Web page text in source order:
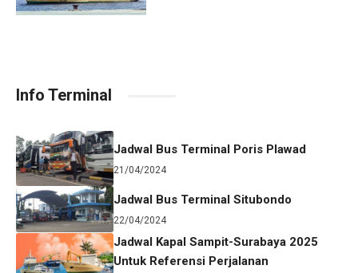
Info Terminal
Jadwal Bus Terminal Poris Plawad
21/04/2024
Jadwal Bus Terminal Situbondo
22/04/2024
Jadwal Kapal Sampit-Surabaya 2025
Untuk Referensi Perjalanan